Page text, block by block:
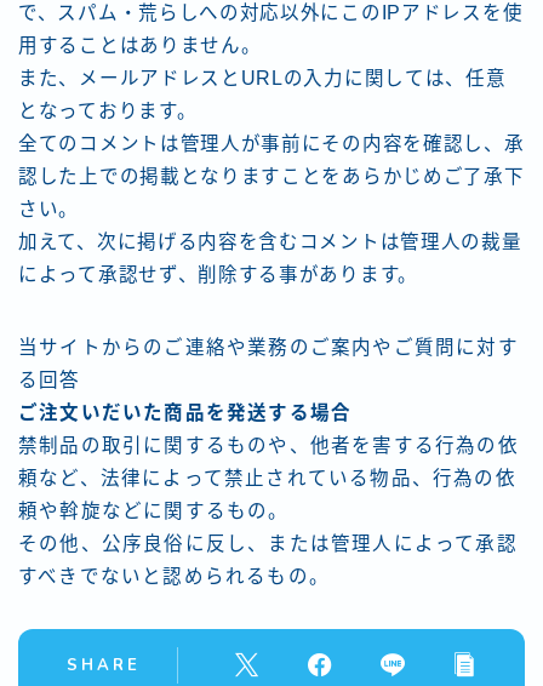
で、スパム・荒らしへの対応以外にこのIPアドレスを使
用することはありません。
また、メールアドレスとURLの入力に関しては、任意
となっております。
全てのコメントは管理人が事前にその内容を確認し、承
認した上での掲載となりますことをあらかじめご了承下
さい。
加えて、次に掲げる内容を含むコメントは管理人の裁量
によって承認せず、削除する事があります。
当サイトからのご連絡や業務のご案内やご質問に対す
る回答
ご注文いだいた商品を発送する場合
禁制品の取引に関するものや、他者を害する行為の依
頼など、法律によって禁止されている物品、行為の依
頼や斡旋などに関するもの。
その他、公序良俗に反し、または管理人によって承認
すべきでないと認められるもの。
SHARE